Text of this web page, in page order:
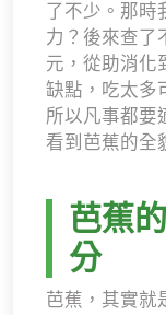
了不少。那時
力？後來查了
元，從助消化
缺點，吃太多
所以凡事都要
看到芭蕉的全
芭蕉
分
芭蕉，其實就